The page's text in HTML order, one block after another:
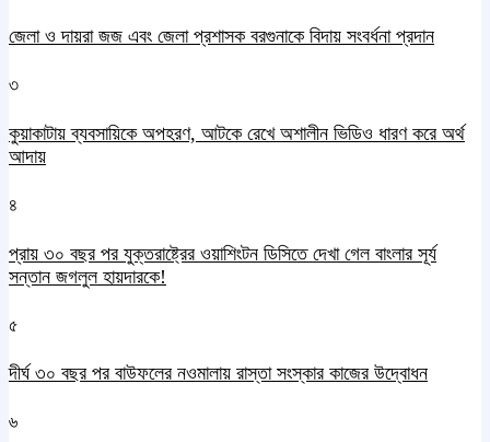
জেলা ও দায়রা জজ এবং জেলা প্রশাসক বরগুনাকে বিদায় সংবর্ধনা প্রদান
৩
কুয়াকাটায় ব্যবসায়িকে অপহরণ, আটকে রেখে অশালীন ভিডিও ধারণ করে অর্থ
আদায়
৪
প্রায় ৩০ বছর পর যুক্তরাষ্ট্রের ওয়াশিংটন ডিসিতে দেখা গেল বাংলার সূর্য
সন্তান জগলুল হায়দারকে!
৫
দীর্ঘ ৩০ বছর পর বাউফলের নওমালায় রাস্তা সংস্কার কাজের উদ্বোধন
৬